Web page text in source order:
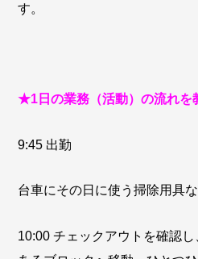
す。
★1日の業務（活動）の流れを
9:45 出勤
台車にその日に使う掃除用具な
10:00 チェックアウトを確認